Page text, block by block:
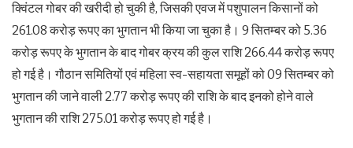
क्विंटल गोबर की खरीदी हो चुकी है, जिसकी एवज में पशुपालन किसानों को
261.08 करोड़ रूपए का भुगतान भी किया जा चुका है। 9 सितम्बर को 5.36
करोड़ रूपए के भुगतान के बाद गोबर क्रय की कुल राशि 266.44 करोड़ रूपए
हो गई है। गौठान समितियों एवं महिला स्व-सहायता समूहों को 09 सितम्बर को
भुगतान की जाने वाली 2.77 करोड़ रूपए की राशि के बाद इनको होने वाले
भुगतान की राशि 275.01 करोड़ रूपए हो गई है।